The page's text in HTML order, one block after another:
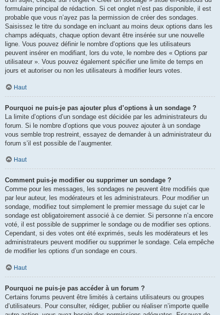
formulaire principal de rédaction. Si cet onglet n’est pas disponible, il est
probable que vous n’ayez pas la permission de créer des sondages.
Saisissez le titre du sondage en incluant au moins deux options dans les
champs adéquats, chaque option devant être insérée sur une nouvelle
ligne. Vous pouvez définir le nombre d’options que les utilisateurs
peuvent insérer en modifiant, lors du vote, le nombre des « Options par
utilisateur ». Vous pouvez également spécifier une limite de temps en
jours et autoriser ou non les utilisateurs à modifier leurs votes.
Haut
Pourquoi ne puis-je pas ajouter plus d’options à un sondage ?
La limite d’options d’un sondage est décidée par les administrateurs du
forum. Si le nombre d’options que vous pouvez ajouter à un sondage
vous semble trop restreint, essayez de demander à un administrateur du
forum s’il est possible de l’augmenter.
Haut
Comment puis-je modifier ou supprimer un sondage ?
Comme pour les messages, les sondages ne peuvent être modifiés que
par leur auteur, les modérateurs et les administrateurs. Pour modifier un
sondage, modifiez tout simplement le premier message du sujet car le
sondage est obligatoirement associé à ce dernier. Si personne n’a encore
voté, il est possible de supprimer le sondage ou de modifier ses options.
Cependant, si des votes ont été exprimés, seuls les modérateurs et les
administrateurs peuvent modifier ou supprimer le sondage. Cela empêche
de modifier les options d’un sondage en cours.
Haut
Pourquoi ne puis-je pas accéder à un forum ?
Certains forums peuvent être limités à certains utilisateurs ou groupes
d’utilisateurs. Pour consulter, rédiger, publier ou réaliser n’importe quelle